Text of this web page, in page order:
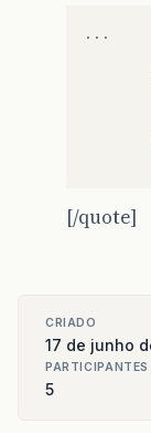
...
[/quote]
CRIADO
17 de junho
PARTICIPANTES
5